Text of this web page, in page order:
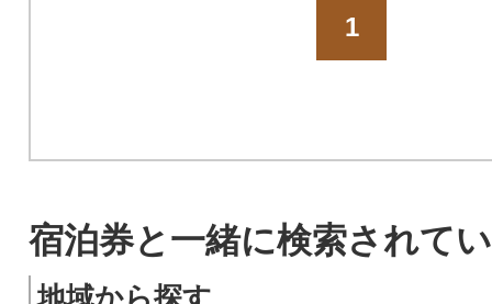
1
宿泊券と一緒に検索されて